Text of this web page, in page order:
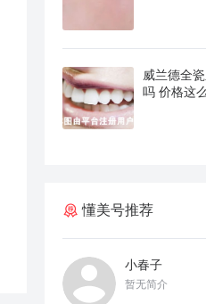
威兰德全
吗 价格这
懂美号推荐
小春子
暂无简介